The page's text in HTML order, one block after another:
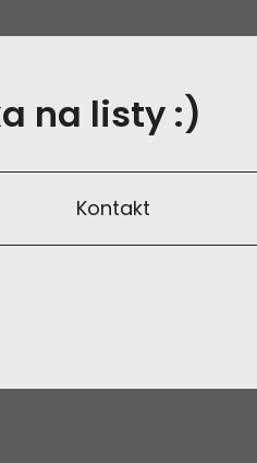
na listy :)
Kontakt